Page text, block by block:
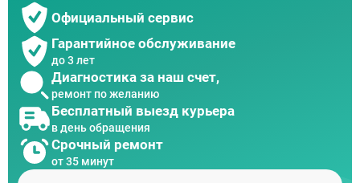
Официальный сервис
Гарантийное обслуживание
до 3 лет
Диагностика за наш счет,
ремонт по желанию
Бесплатный выезд курьера
в день обращения
Срочный ремонт
от 35 минут